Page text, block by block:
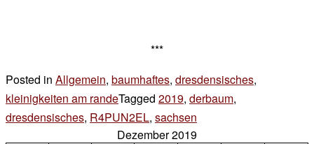
***
Posted in Allgemein, baumhaftes, dresdensisches,
kleinigkeiten am randeTagged 2019, derbaum,
dresdensisches, R4PUN2EL, sachsen
Dezember 2019